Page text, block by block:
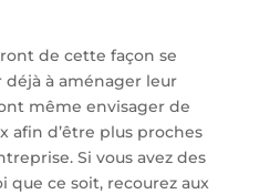
de cette façon se
à aménager leur
même envisager de
afin d’être plus proches
Si vous avez des
que ce soit, recourez aux